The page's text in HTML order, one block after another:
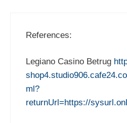
References:
Legiano Casino Betrug
ml?
returnUrl=https://